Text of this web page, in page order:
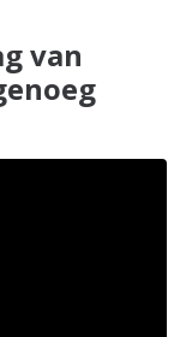
van